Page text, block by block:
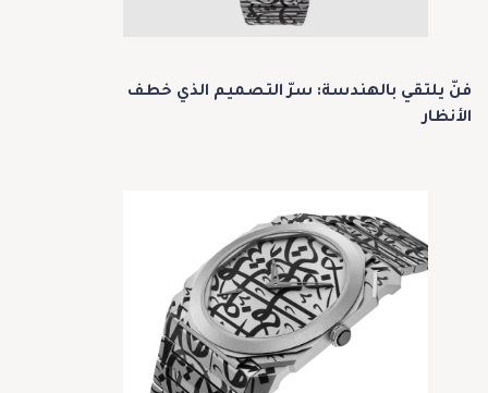
فنّ يلتقي بالهندسة: سرّ التصميم الذي خطف
الأنظار